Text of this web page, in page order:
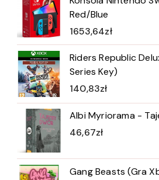
Red/Blue
1653,64zł
Riders Republic
Series Key)
140,83zł
Albi Myriorama -
46,67zł
Gang Beasts (Gra